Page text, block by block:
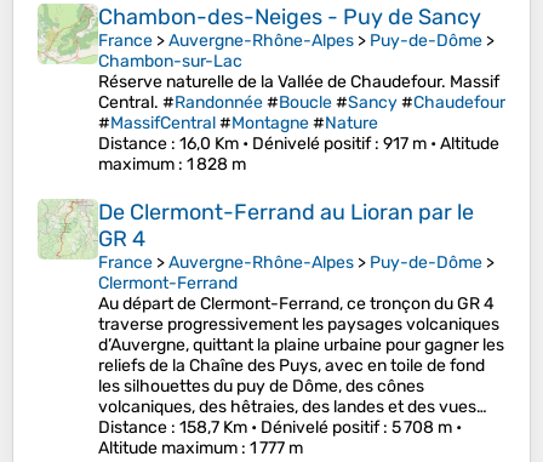
Chambon-des-Neiges - Puy de Sancy
France >Auvergne-Rhône-Alpes > Puy-de-Dôme >
Chambon-sur-Lac
Réserve naturelle de la Vallée de Chaudefour. Massif
Central. #Randonnée#Boucle#Sancy#Chaudefour
#MassifCentral#Montagne#Nature
Distance : 16,0 Km • Dénivelé positif: 917 m •Altitude
maximum : 1 828 m
De Clermont-Ferrand au Lioran par le
GR 4
France >Auvergne-Rhône-Alpes > Puy-de-Dôme >
Clermont-Ferrand
Au départ de Clermont-Ferrand, ce tronçon du GR 4
traverse progressivement les paysages volcaniques
d’Auvergne, quittant la plaine urbaine pour gagner les
reliefs de la Chaîne des Puys, avec en toile de fond
les silhouettes du puy de Dôme, des cônes
volcaniques, des hêtraies, des landes et des vues…
Distance : 158,7 Km • Dénivelé positif: 5 708 m •
Altitude maximum : 1 777 m